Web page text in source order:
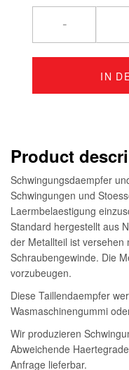
-
IN
Product
Schwingungsdaempfer
Schwingungen und
Laermbelaestigung
Standard hergestellt aus
der Metallteil ist versehen
Schraubengewinde. Die
vorzubeugen.
Diese Taillendaempfer
Wasmaschinengummi
Wir produzieren
Abweichende
Anfrage lieferbar.